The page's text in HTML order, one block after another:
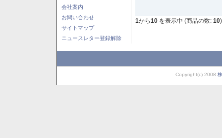
会社案内
お問い合わせ
サイトマップ
ニュースレター登録解除
1から10 を表示中 (商品の数: 10)
Copyright(c) 2008